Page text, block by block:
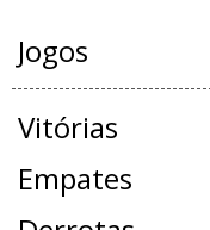
Jogos
Vitórias
Empates